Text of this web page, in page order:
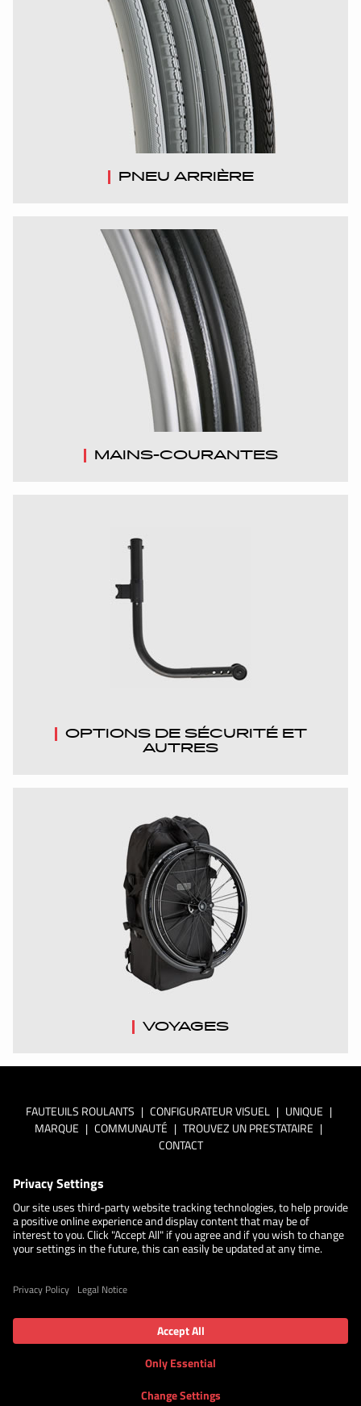
PNEU ARRIÈRE
MAINS-COURANTES
OPTIONS DE SÉCURITÉ ET
AUTRES
VOYAGES
FAUTEUILS ROULANTS | CONFIGURATEUR VISUEL | UNIQUE |
MARQUE | COMMUNAUTÉ | TROUVEZ UN PRESTATAIRE |
CONTACT
En savoir plus sur la
d'accessibilité
Privacy Notice
©2026 Küschall. Tous droits réservés.